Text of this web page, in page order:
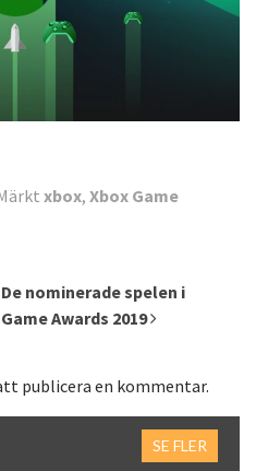
xbox, Xbox Game
De nominerade spelen i
Game Awards 2019
publicera en kommentar.
SE FLER